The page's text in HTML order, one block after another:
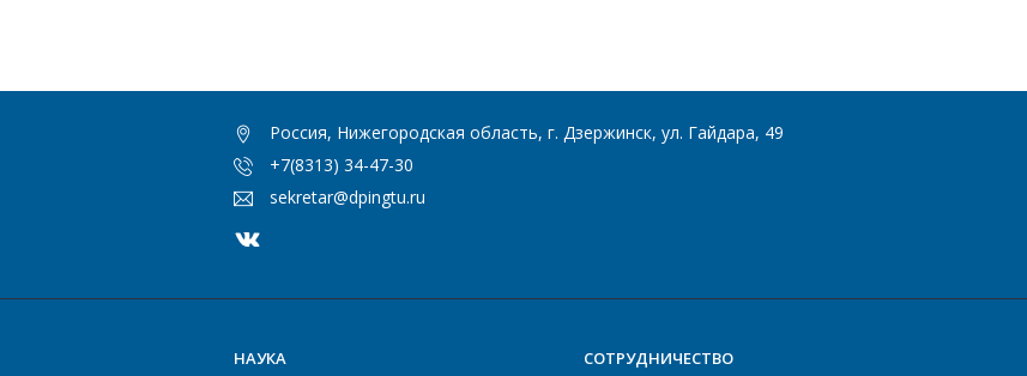
Россия, Нижегородская область, г. Дзержинск, ул. Гайдара, 49
+7(8313) 34-47-30
sekretar@dpingtu.ru
НАУКА СОТРУДНИЧЕСТВО